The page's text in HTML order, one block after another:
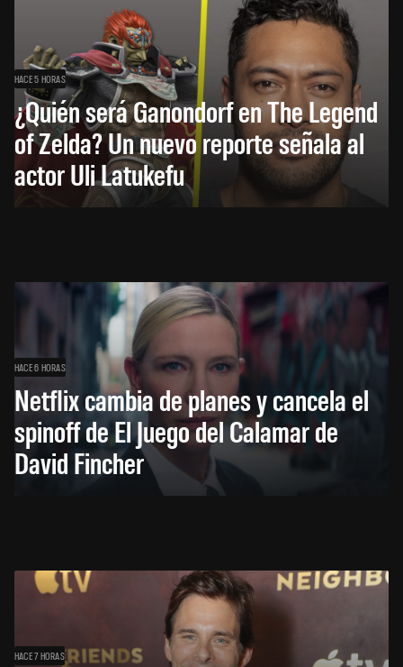
HACE 5 HORAS
¿Quién será Ganondorf en The Legend
of Zelda? Un nuevo reporte señala al
actor Uli Latukefu
HACE 6 HORAS
Netflix cambia de planes y cancela el
spinoff de El Juego del Calamar de
David Fincher
HACE 7 HORAS